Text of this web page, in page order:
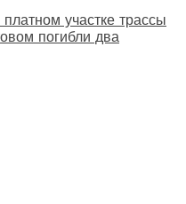
участке трассы
погибли два